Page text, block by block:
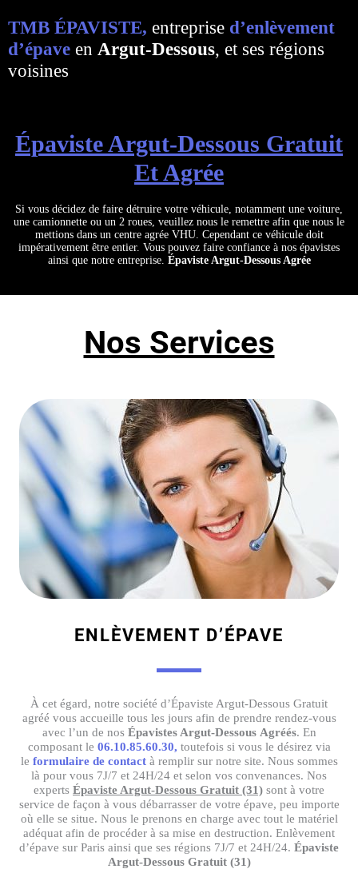
TMB ÉPAVISTE, entreprise d’enlèvement
d’épave en Argut-Dessous, et ses régions
voisines
Épaviste Argut-Dessous Gratuit
Et Agrée
Si vous décidez de faire détruire votre véhicule, notamment une voiture,
une camionnette ou un 2 roues, veuillez nous le remettre afin que nous le
mettions dans un centre agrée VHU. Cependant ce véhicule doit
impérativement être entier. Vous pouvez faire confiance à nos épavistes
ainsi que notre entreprise. Épaviste Argut-Dessous Agrée
Nos Services
ENLÈVEMENT D’ÉPAVE
À cet égard, notre société d’Épaviste Argut-Dessous Gratuit
agréé vous accueille tous les jours afin de prendre rendez-vous
avec l’un de nos Épavistes Argut-Dessous Agréés. En
composant le 06.10.85.60.30, toutefois si vous le désirez via
le formulaire de contactà remplir sur notre site. Nous sommes
là pour vous 7J/7 et 24H/24 et selon vos convenances. Nos
experts Épaviste Argut-Dessous Gratuit (31) sont à votre
service de façon à vous débarrasser de votre épave, peu importe
où elle se situe. Nous le prenons en charge avec tout le matériel
adéquat afin de procéder à sa mise en destruction. Enlèvement
d’épave sur Paris ainsi que ses régions 7J/7 et 24H/24. Épaviste
Argut-Dessous Gratuit (31)